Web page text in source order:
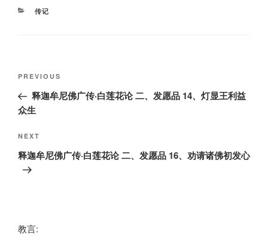
CATEGORIES
传记
Post
navigation
Previous
Post
PREVIOUS
释迦牟尼佛广传·白莲花论 二、发愿品 14、灯显王利益
众生
Next
Post
NEXT
释迦牟尼佛广传·白莲花论 二、发愿品 16、劝请诸佛初发心
教言: